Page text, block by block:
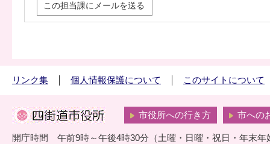
この担当課にメールを送る
リンク集 個人情報保護について このサイトについて
市役所への行き方 市への
開庁時間 午前9時～午後4時30分（土曜・日曜・祝日・年末年